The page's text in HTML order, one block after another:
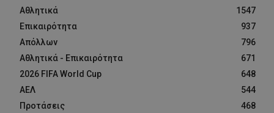
Αθλητικά
1547
Επικαιρότητα
937
Απόλλων
796
Αθλητικά - Επικαιρότητα
671
2026 FIFA World Cup
648
ΑΕΛ
544
Προτάσεις
468